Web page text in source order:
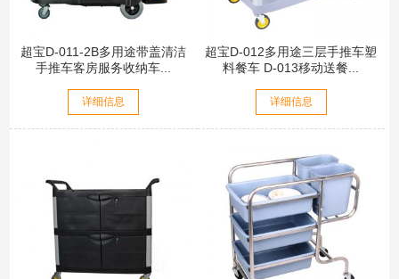
超宝D-011-2B多用途带盖清洁
手推车客房服务收纳车...
详细信息
超宝D-012多用途三层手推车塑
料餐车 D-013移动送餐...
详细信息